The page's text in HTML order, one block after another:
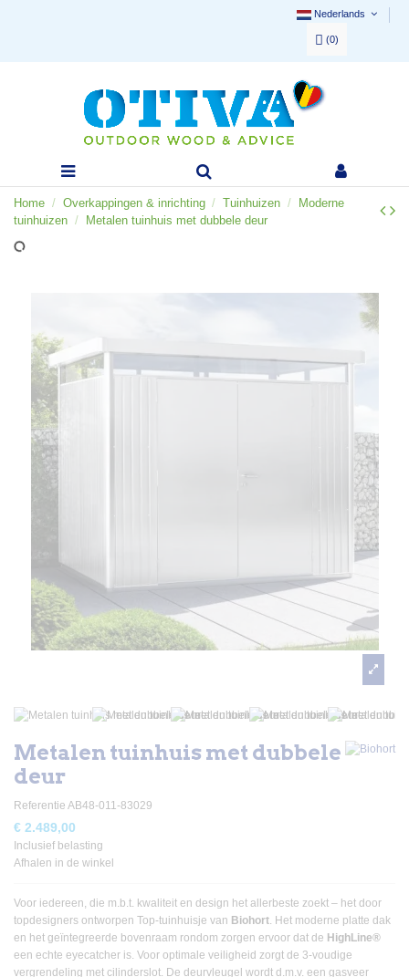
Nederlands
(0)
Home Overkappingen & inrichting Tuinhuizen
Moderne
tuinhuizen
Metalen tuinhuis met dubbele deur
Metalen tuinhuis met dubbele
deur
Referentie AB48-011-83029
€ 2.489,00
Inclusief belasting
Afhalen in de winkel
Voor iedereen, die m.b.t. kwaliteit en design het allerbeste zoekt – het door
topdesigners ontworpen Top-tuinhuisje van Biohort . Het moderne platte dak
en het geïntegreerde bovenraam rondom zorgen ervoor dat de HighLine®
een echte eyecatcher is. Voor optimale veiligheid zorgt de 3-voudige
vergrendeling met cilinderslot. De deurvleugel wordt d.m.v. een gasveer